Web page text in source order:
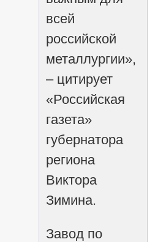
всей
российской
металлургии»,
– цитирует
«Российская
газета»
губернатора
региона
Виктора
Зимина.
Завод по